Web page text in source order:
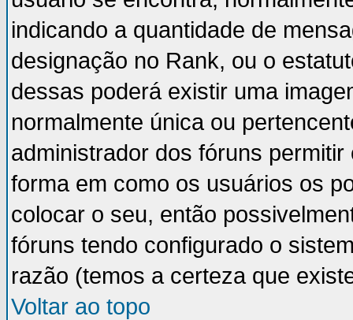
indicando a quantidade de
designação no Rank, ou o
dessas poderá existir uma
normalmente única ou
administrador dos fóruns
forma em como os usuários os
colocar o seu, então
fóruns tendo configurado o
razão (temos a certeza que
Voltar ao topo